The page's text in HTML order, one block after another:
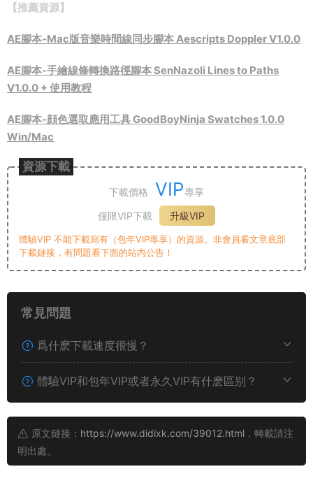
【推薦資源】
AE腳本-Mac版音樂時間線同步腳本 Aescripts Doppler V1.0.0
AE腳本-手繪線條轉換路徑腳本 SenNazoli Lines to Paths
V1.0.0 + 使用教程
AE腳本-顔色選取應用工具 GoodBoyNinja Swatches 1.0.0
Win/Mac
資源下載
下載價格 VIP專享
僅限VIP下載
升級VIP
體驗VIP 不能下載寫有（包年VIP專享）的資源。非會員看文章底部
下載鏈接，有問題看下面的站内公告！
常見問題
爲什麽下載速度很慢？
體驗VIP和包年VIP或者永久VIP有什麽區别？
原文鏈接： https://www.didixk.com/39012.html ，轉載請注
明出處。